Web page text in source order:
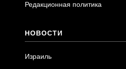
Редакционная политика
НОВОСТИ
Израиль